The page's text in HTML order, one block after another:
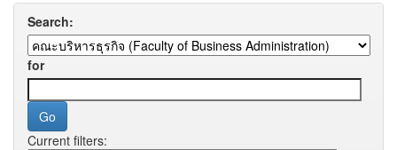
Search:
for
Current filters: